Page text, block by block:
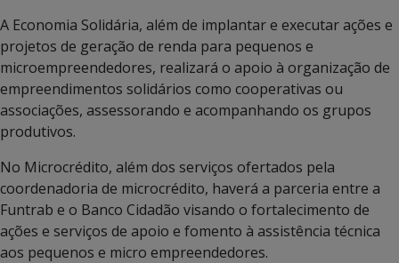
A Economia Solidária, além de implantar e executar ações e
projetos de geração de renda para pequenos e
microempreendedores, realizará o apoio à organização de
empreendimentos solidários como cooperativas ou
associações, assessorando e acompanhando os grupos
produtivos.
No Microcrédito, além dos serviços ofertados pela
coordenadoria de microcrédito, haverá a parceria entre a
Funtrab e o Banco Cidadão visando o fortalecimento de
ações e serviços de apoio e fomento à assistência técnica
aos pequenos e micro empreendedores.